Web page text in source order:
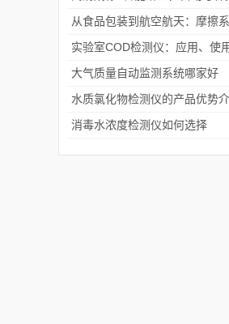
大气质量自动监测系统哪家好
消毒水浓度检测仪如何选择